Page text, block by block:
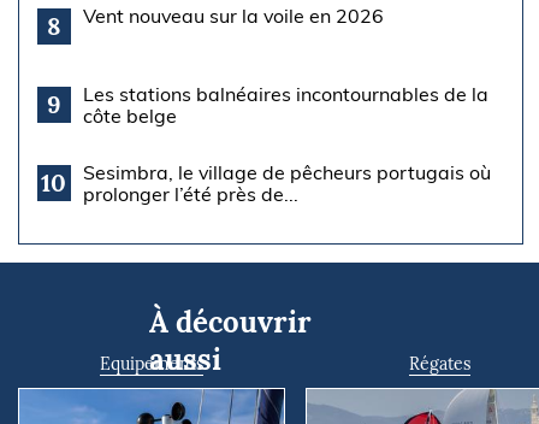
8 Vent nouveau sur la voile en 2026
9
Les stations balnéaires incontournables de la
côte belge
10
Sesimbra, le village de pêcheurs portugais où
prolonger l’été près de...
À découvrir
aussi
Equipements Régates